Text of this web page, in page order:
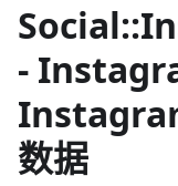
-
数据